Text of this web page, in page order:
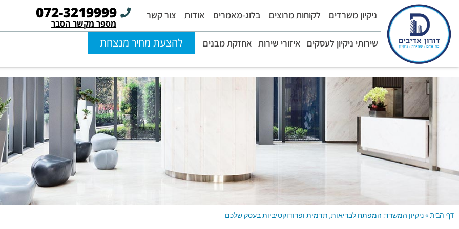
ניקיון משרדים לקוחות מרוצים בלוג-מאמרים אודות צור קשר 072-3219999
מספר מקשר הסבר
שירותי ניקיון לעסקים איזורי שירות אחזקת מבנים להצעת מחיר מנצחת
דף הבית»ניקיון המשרד: המפתח לבריאות, תדמית ופרודוקטיביות בעסק שלכם